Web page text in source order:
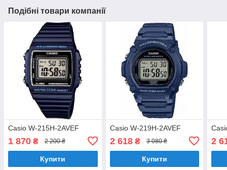
Подібні товари компанії
Casio W-215H-2AVEF
1 870 ₴ 2 200 ₴
Купити
Casio W-219H-2AVEF
2 618₴ 3 080 ₴
Купити
2